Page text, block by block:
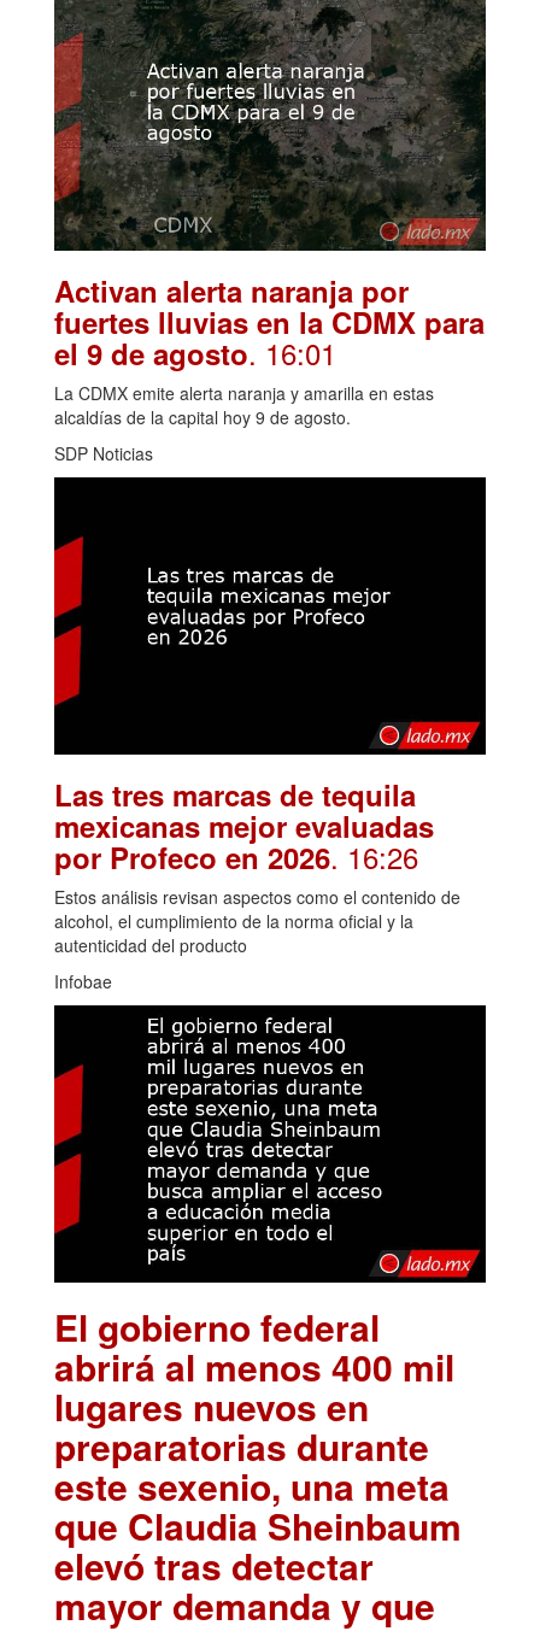
Activan alerta naranja por
fuertes lluvias en la CDMX para
el 9 de agosto. 16:01
La CDMX emite alerta naranja y amarilla en estas
alcaldías de la capital hoy 9 de agosto.
SDP Noticias
Las tres marcas de tequila
mexicanas mejor evaluadas
por Profeco en 2026. 16:26
Estos análisis revisan aspectos como el contenido de
alcohol, el cumplimiento de la norma oficial y la
autenticidad del producto
Infobae
El gobierno federal
abrirá al menos 400 mil
lugares nuevos en
preparatorias durante
este sexenio, una meta
que Claudia Sheinbaum
elevó tras detectar
mayor demanda y que